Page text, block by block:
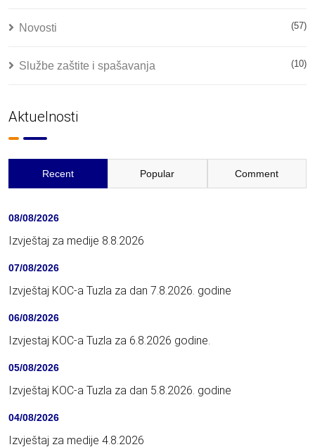
Novosti (57)
Službe zaštite i spašavanja (10)
Aktuelnosti
Recent Popular Comment
08/08/2026
Izvještaj za medije 8.8.2026
07/08/2026
Izvještaj KOC-a Tuzla za dan 7.8.2026. godine
06/08/2026
Izvjestaj KOC-a Tuzla za 6.8.2026 godine.
05/08/2026
Izvještaj KOC-a Tuzla za dan 5.8.2026. godine
04/08/2026
Izvještaj za medije 4.8.2026